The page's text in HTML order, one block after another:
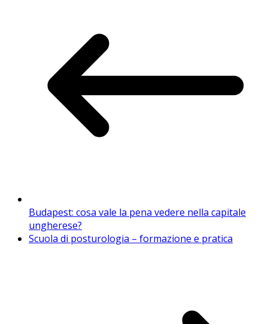
Budapest: cosa vale la pena vedere nella capitale
ungherese?
Scuola di posturologia – formazione e pratica